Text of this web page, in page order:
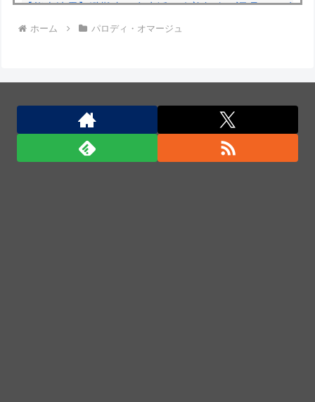
【熊本地震】避難者の食生活、改善急務…調理できず
「パン飽き飽き」断水なお３万戸超
中国国防省、海自イージス艦のトマホーク実射試験を
ホーム パロディ・オマージュ